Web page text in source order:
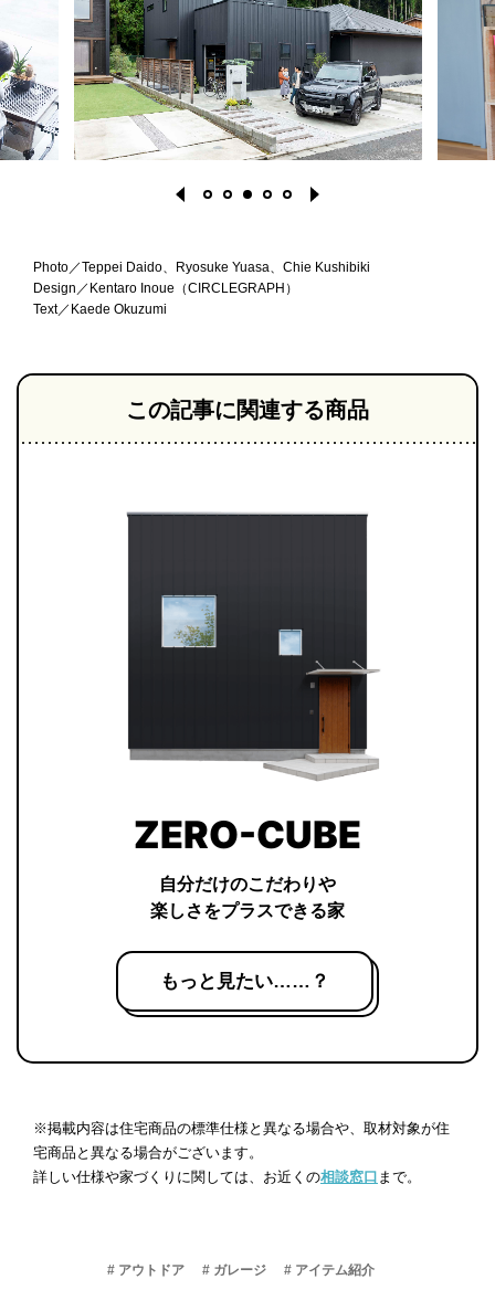
Photo／Teppei Daido、Ryosuke Yuasa、Chie Kushibiki
Design／Kentaro Inoue（CIRCLEGRAPH）
Text／Kaede Okuzumi
この記事に関連する商品
ZERO-CUBE
自分だけのこだわりや
楽しさをプラスできる家
もっと見たい……？
※掲載内容は住宅商品の標準仕様と異なる場合や、取材対象が住
宅商品と異なる場合がございます。
詳しい仕様や家づくりに関しては、お近くの相談窓口 まで。
# アウトドア # ガレージ # アイテム紹介